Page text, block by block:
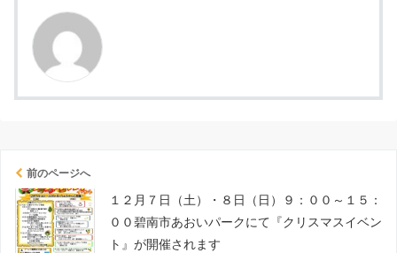
前のページへ
１２月７日（土）・８日（日）９：００～１５：
００碧南市あおいパークにて『クリスマスイベン
ト』が開催されます